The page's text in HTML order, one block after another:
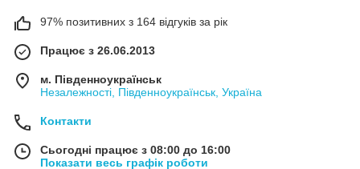
97% позитивних з 164 відгуків за рік
Працює з 26.06.2013
м. Південноукраїнськ
Незалежності, Південноукраїнськ, Україна
Контакти
Сьогодні працює з 08:00 до 16:00
Показати весь графік роботи